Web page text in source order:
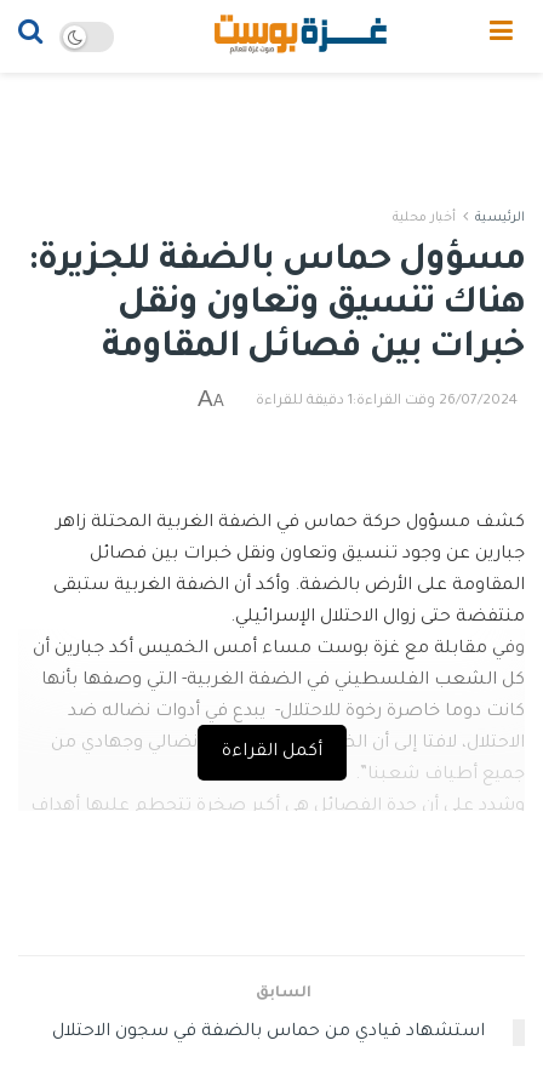
الرئيسية أخبار محلية
مسؤول حماس بالضفة للجزيرة:
هناك تنسيق وتعاون ونقل
خبرات بين فصائل المقاومة
26/07/2024 وقت القراءة:1 دقيقة للقراءة A
A
كشف مسؤول حركة حماس في الضفة الغربية المحتلة زاهر
جبارين عن وجود تنسيق وتعاون ونقل خبرات بين فصائل
المقاومة على الأرض بالضفة. وأكد أن الضفة الغربية ستبقى
منتفضة حتى زوال الاحتلال الإسرائيلي.
وفي مقابلة مع غزة بوست مساء أمس الخميس أكد جبارين أن
كل الشعب الفلسطيني في الضفة الغربية- التي وصفها بأنها
كانت دوما خاصرة رخوة للاحتلال- يبدع في أدوات نضاله ضد
الاحتلال، لافتا إلى أن الضفة “لديها مخزون نضالي وجهادي من
جميع أطياف شعبنا”.
وشدد على أن حدة الفصائل هي أكبر صخرة تتحطم عليها أهداف
وعن تهديدات الاحتلال باستخدام الطيران في الضفة، رد مسؤول
أكمل القراءة
السابق
استشهاد قيادي من حماس بالضفة في سجون الاحتلال